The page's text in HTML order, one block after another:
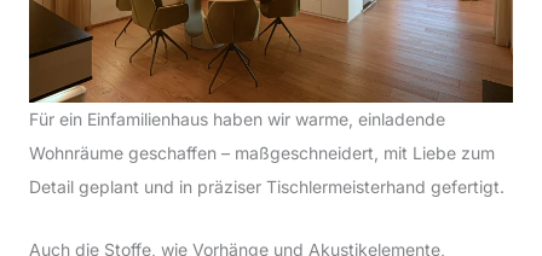
Für ein Einfamilienhaus haben wir warme, einladende
Wohnräume geschaffen – maßgeschneidert, mit Liebe zum
Detail geplant und in präziser Tischlermeisterhand gefertigt.
Auch die Stoffe, wie Vorhänge und Akustikelemente,